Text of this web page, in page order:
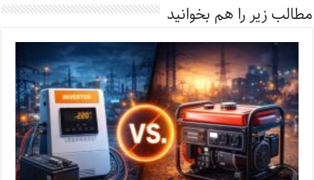
مطالب زیر را هم بخوانید